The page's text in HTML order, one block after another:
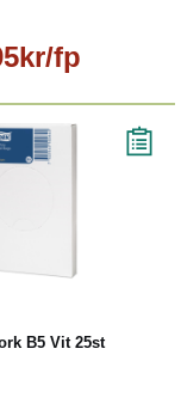
fp
B5 Vit 25st